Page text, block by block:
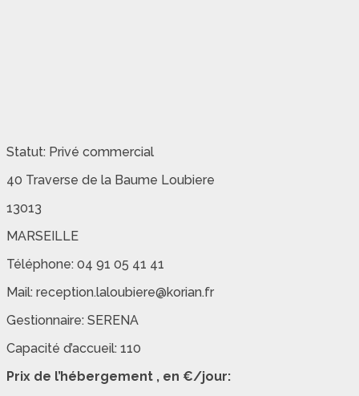
Statut: Privé commercial
40 Traverse de la Baume Loubiere
13013
MARSEILLE
Téléphone: 04 91 05 41 41
Mail: reception.laloubiere@korian.fr
Gestionnaire: SERENA
Capacité d’accueil: 110
Prix de l’hébergement , en €/jour: